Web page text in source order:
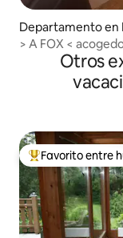
Departamento en
> A FOX <
Otros
De los mejores en
Favorito entre